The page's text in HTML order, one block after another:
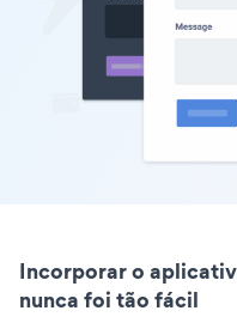
Incorporar o
nunca foi tão fácil